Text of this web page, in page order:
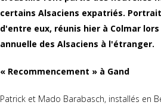
certains Alsaciens expatriés.
d'entre eux, réunis hier à Colmar lors
annuelle des Alsaciens à l'étranger.
« Recommencement » à Gand
Patrick et Mado Barabasch, installés en